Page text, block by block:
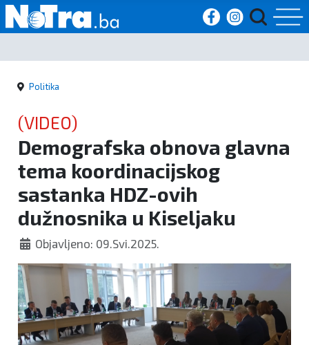
Početna
Vijesti
Sport
Kultura
Crna
kronika
Politika
Zanimljivosti
Politika
(VIDEO)
Demografska obnova glavna
tema koordinacijskog
sastanka HDZ-ovih
dužnosnika u Kiseljaku
Objavljeno: 09.Svi.2025.